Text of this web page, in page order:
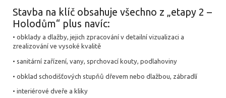
Stavba na klíč obsahuje všechno z „etapy 2 –
Holodům“ plus navíc:
• obklady a dlažby, jejich zpracování v detailní vizualizaci a
zrealizování ve vysoké kvalitě
• sanitární zařízení, vany, sprchovací kouty, podlahoviny
• obklad schodišťových stupňů dřevem nebo dlažbou, zábradlí
• interiérové dveře a kliky